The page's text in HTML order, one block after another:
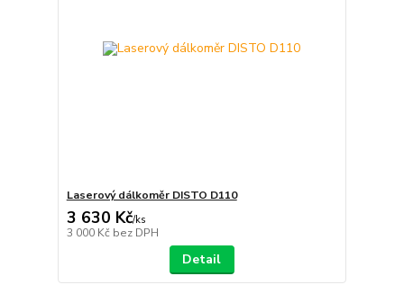
Laserový dálkoměr DISTO D110
3 630 Kč/ks
3 000 Kč bez DPH
Detail